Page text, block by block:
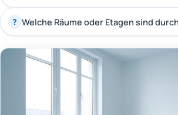
? Welche Räume oder Etagen sind